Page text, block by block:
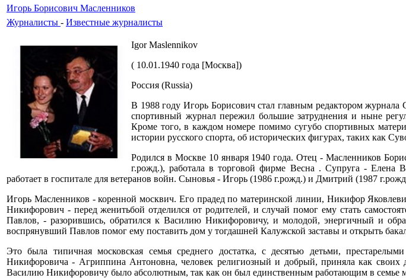
Игорь Борисович Масленников
Журналисты - Известные журналисты
Igor Maslennikov
( 10.01.1940 года [Москва])
Россия (Russia)
В 1988 году Игорь Борисович стал главным редактором
спортивный журнал пережил большие затруднения и ныне
Кроме того, в каждом номере помимо сугубо спортивных
истории русского спорта, об исторических фигурах, таких как
Родился в Москве 10 января 1940 года. Отец - Масленников
г.рожд.), работала в торговой фирме Весна . Супруга - Елена
работает в госпитале для ветеранов войн. Сыновья - Игорь (1986 г.рожд.) и Дмитрий (1987
Игорь Масленников - коренной москвич. Его прадед по материнской линии, Никифор
Никифорович - перед женитьбой отделился от родителей, и случай помог ему стать
Павлов, - разорившись, обратился к Василию Никифоровичу, и молодой, энергичный и
воспрянувший Павлов помог ему поставить дом у тогдашней Калужской заставы и открыть
Это была типичная московская семья среднего достатка, с десятью детьми,
Никифоровича - Агриппина Антоновна, человек религиозный и добрый, приняла как
Василию Никифоровичу было абсолютным, так как он был единственным работающим в семье